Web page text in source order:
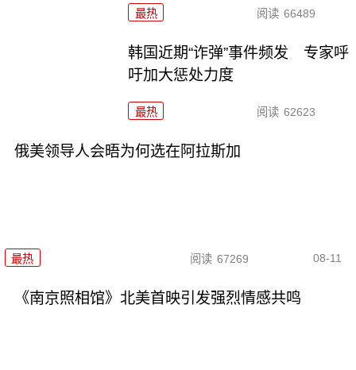
最热 阅读 66489
韩国近期“诈弹”事件频发 专家呼
吁加大惩处力度
最热 阅读 62623
俄美领导人会晤为何选在阿拉斯加
最热 阅读 67269 08-11
《南京照相馆》北美首映引发强烈情感共鸣